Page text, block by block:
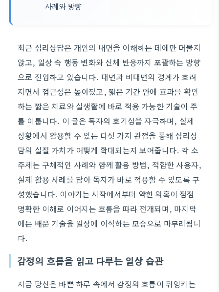
사례와 방향
최근 심리상담은 개인의 내면을 이해하는 데에만 머물지
않고, 일상 속 행동 변화와 신체 반응까지 포괄하는 방향
으로 진입하고 있습니다. 대면과 비대면의 경계가 흐려
지면서 접근성은 높아졌고, 짧은 기간 안에 효과를 확인
하는 짧은 치료와 실생활에 바로 적용 가능한 기술이 주
를 이룹니다. 이 글은 독자의 호기심을 자극하며, 실제
상황에서 활용할 수 있는 다섯 가지 관점을 통해 심리상
담의 실질 가치가 어떻게 확대되는지 보여줍니다. 각 소
주제는 구체적인 사례와 함께 활용 방법, 적합한 사용자,
실제 활용 사례를 담아 독자가 바로 적용할 수 있도록 구
성했습니다. 이야기는 시작에서부터 약한 의혹이 점점
명확한 이해로 이어지는 흐름을 따라 전개되며, 마지막
에는 배운 기술을 일상에 이식하는 모습으로 마무리됩니
다.
감정의 흐름을 읽고 다루는 일상 습관
지금 당신은 바쁜 하루 속에서 감정의 흐름이 뒤엉키는